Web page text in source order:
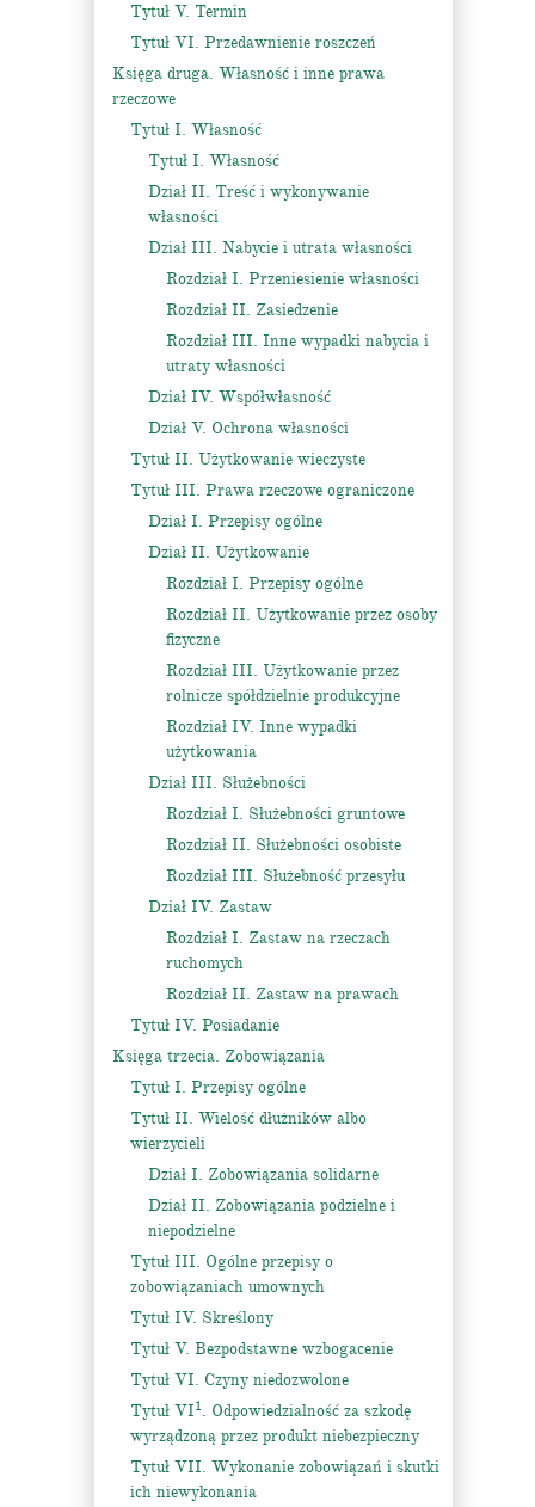
Tytuł V. Termin
Tytuł VI. Przedawnienie roszczeń
Księga druga. Własność i inne prawa
rzeczowe
Tytuł I. Własność
Tytuł I. Własność
Dział II. Treść i wykonywanie
własności
Dział III. Nabycie i utrata własności
Rozdział I. Przeniesienie własności
Rozdział II. Zasiedzenie
Rozdział III. Inne wypadki nabycia i
utraty własności
Dział IV. Współwłasność
Dział V. Ochrona własności
Tytuł II. Użytkowanie wieczyste
Tytuł III. Prawa rzeczowe ograniczone
Dział I. Przepisy ogólne
Dział II. Użytkowanie
Rozdział I. Przepisy ogólne
Rozdział II. Użytkowanie przez osoby
fizyczne
Rozdział III. Użytkowanie przez
rolnicze spółdzielnie produkcyjne
Rozdział IV. Inne wypadki
użytkowania
Dział III. Służebności
Rozdział I. Służebności gruntowe
Rozdział II. Służebności osobiste
Rozdział III. Służebność przesyłu
Dział IV. Zastaw
Rozdział I. Zastaw na rzeczach
ruchomych
Rozdział II. Zastaw na prawach
Tytuł IV. Posiadanie
Księga trzecia. Zobowiązania
Tytuł I. Przepisy ogólne
Tytuł II. Wielość dłużników albo
wierzycieli
Dział I. Zobowiązania solidarne
Dział II. Zobowiązania podzielne i
niepodzielne
Tytuł III. Ogólne przepisy o
zobowiązaniach umownych
Tytuł IV. Skreślony
Tytuł V. Bezpodstawne wzbogacenie
Tytuł VI. Czyny niedozwolone
Tytuł VI1. Odpowiedzialność za szkodę
wyrządzoną przez produkt niebezpieczny
Tytuł VII. Wykonanie zobowiązań i skutki
ich niewykonania